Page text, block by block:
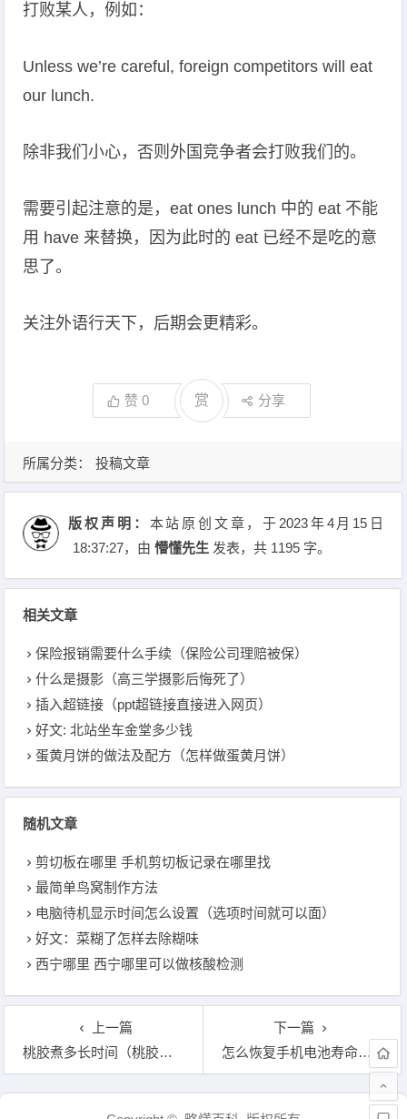
打败某人，例如：
Unless we’re careful, foreign competitors will eat
our lunch.
除非我们小心，否则外国竞争者会打败我们的。
需要引起注意的是，eat ones lunch 中的 eat 不能
用 have 来替换，因为此时的 eat 已经不是吃的意
思了。
关注外语行天下，后期会更精彩。
赞0 赏 分享
所属分类： 投稿文章
版权声明： 本站原创文章，于2023年4月15日
18:37:27，由懵懂先生 发表，共 1195 字。
相关文章
保险报销需要什么手续（保险公司理赔被保）
什么是摄影（高三学摄影后悔死了）
插入超链接（ppt超链接直接进入网页）
好文: 北站坐车金堂多少钱
蛋黄月饼的做法及配方（怎样做蛋黄月饼）
随机文章
剪切板在哪里 手机剪切板记录在哪里找
最简单鸟窝制作方法
电脑待机显示时间怎么设置（选项时间就可以面）
好文：菜糊了怎样去除糊味
西宁哪里 西宁哪里可以做核酸检测
上一篇
桃胶煮多长时间（桃胶适合煮的时间是多长）
下一篇
怎么恢复手机电池寿命（一招恢复oppo手机电池不耐用）
文章导航